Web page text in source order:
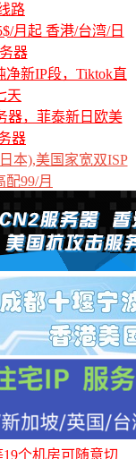
路
月起 香港/台湾/日
器
净新IP段，Tiktok直
天
器，菲泰新日欧美
器
本),美国家宽双ISP
99/月
个机房可随意切